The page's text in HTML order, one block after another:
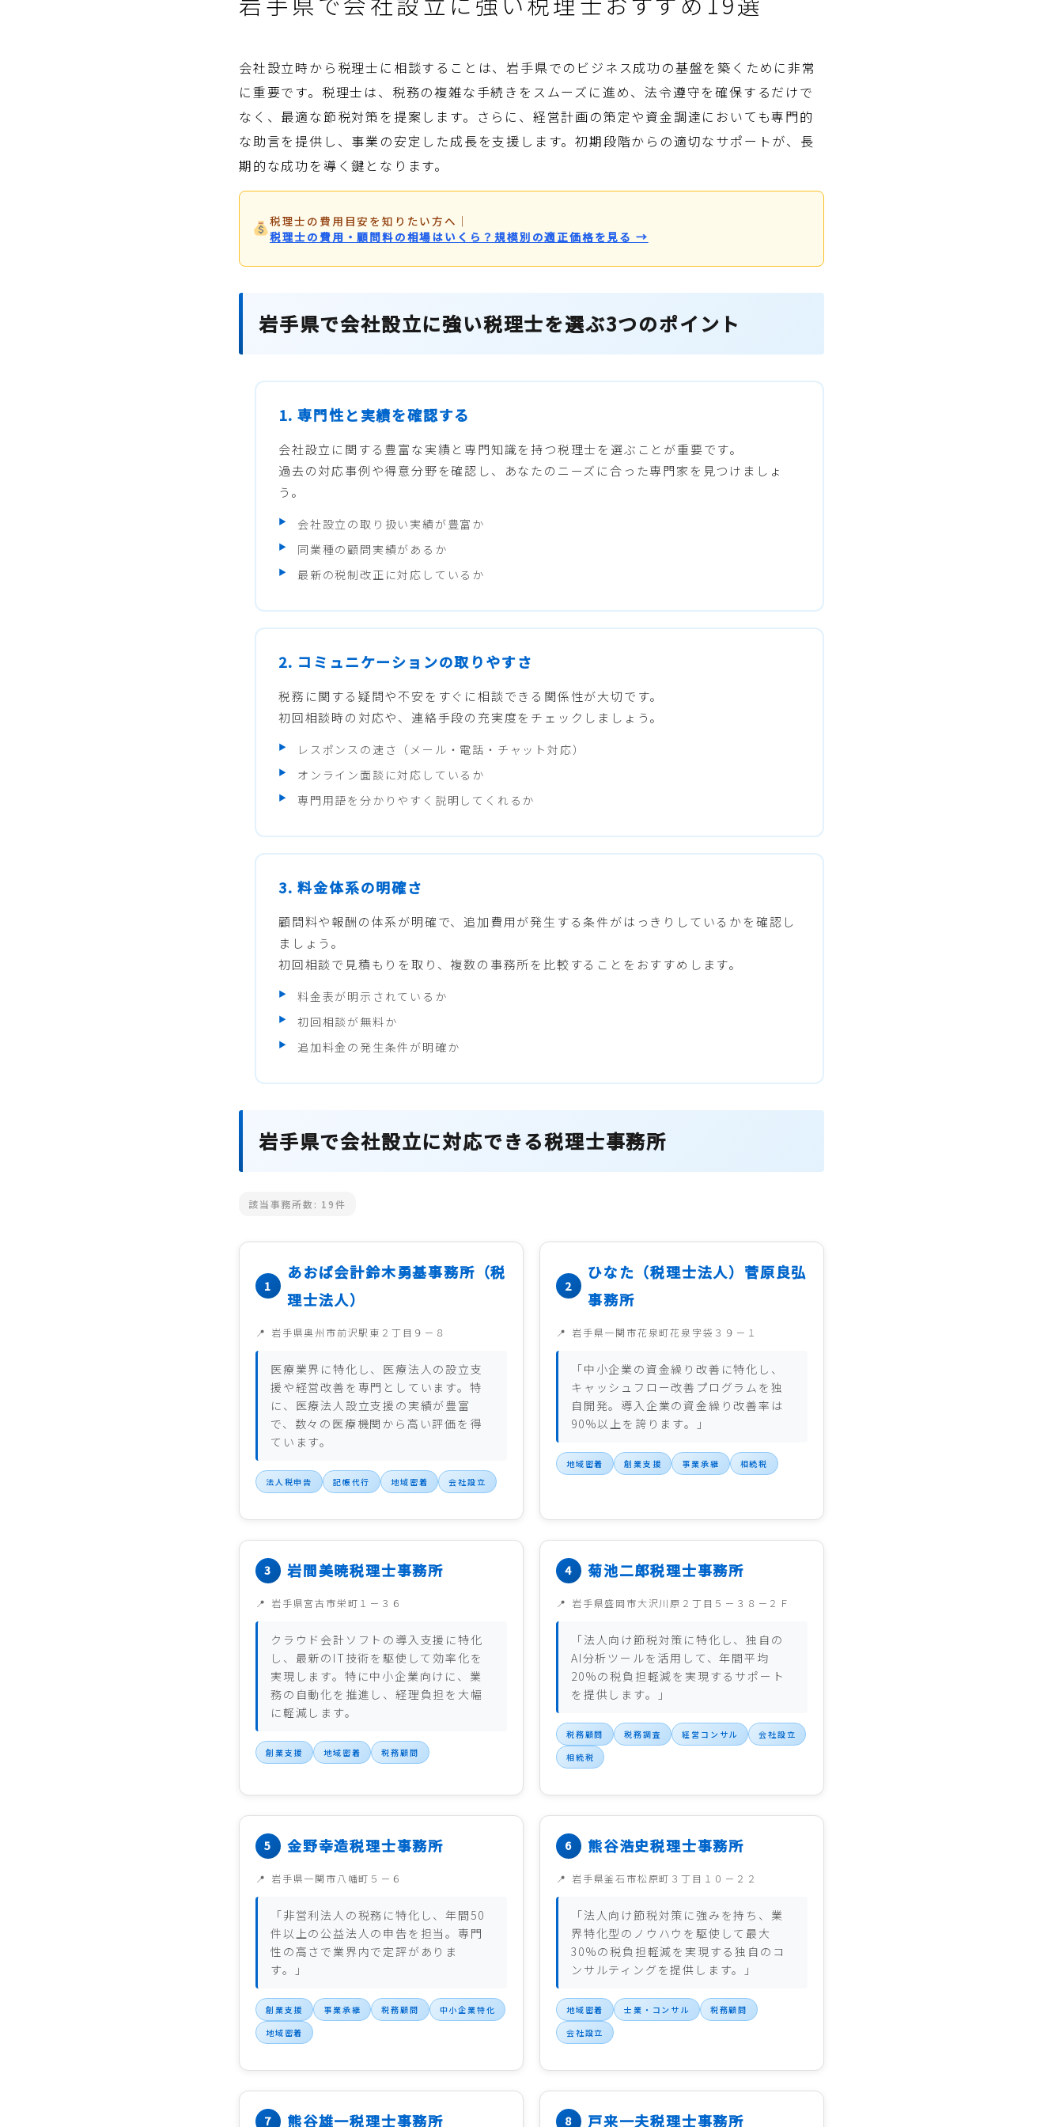
会社設立時から税理士に相談することは、岩手県でのビジネス成功の基盤を築くために非常
に重要です。税理士は、税務の複雑な手続きをスムーズに進め、法令遵守を確保するだけで
なく、最適な節税対策を提案します。さらに、経営計画の策定や資金調達においても専門的
な助言を提供し、事業の安定した成長を支援します。初期段階からの適切なサポートが、長
期的な成功を導く鍵となります。
税理士の費用目安を知りたい方へ ｜
税理士の費用・顧問料の相場はいくら？規模別の適正価格を見る →
岩手県で会社設立に強い税理士を選ぶ3つのポイント
1. 専門性と実績を確認する
会社設立に関する豊富な実績と専門知識を持つ税理士を選ぶことが重要です。
過去の対応事例や得意分野を確認し、あなたのニーズに合った専門家を見つけましょ
う。
会社設立の取り扱い実績が豊富か
同業種の顧問実績があるか
最新の税制改正に対応しているか
2. コミュニケーションの取りやすさ
税務に関する疑問や不安をすぐに相談できる関係性が大切です。
初回相談時の対応や、連絡手段の充実度をチェックしましょう。
レスポンスの速さ（メール・電話・チャット対応）
オンライン面談に対応しているか
専門用語を分かりやすく説明してくれるか
3. 料金体系の明確さ
顧問料や報酬の体系が明確で、追加費用が発生する条件がはっきりしているかを確認し
ましょう。
初回相談で見積もりを取り、複数の事務所を比較することをおすすめします。
料金表が明示されているか
初回相談が無料か
追加料金の発生条件が明確か
岩手県で会社設立に対応できる税理士事務所
該当事務所数: 19件
あおば会計鈴木勇基事務所（税
理士法人）
岩手県奥州市前沢駅東２丁目９－８
医療業界に特化し、医療法人の設立支
援や経営改善を専門としています。特
に、医療法人設立支援の実績が豊富
で、数々の医療機関から高い評価を得
ています。
法人税申告 記帳代行 地域密着 会社設立
ひなた（税理士法人）菅原良弘
事務所
岩手県一関市花泉町花泉字袋３９－１
「中小企業の資金繰り改善に特化し、
キャッシュフロー改善プログラムを独
自開発。導入企業の資金繰り改善率は
90%以上を誇ります。」
地域密着 創業支援 事業承継 相続税
岩間美暁税理士事務所
岩手県宮古市栄町１－３６
クラウド会計ソフトの導入支援に特化
し、最新のIT技術を駆使して効率化を
実現します。特に中小企業向けに、業
務の自動化を推進し、経理負担を大幅
に軽減します。
創業支援 地域密着 税務顧問
菊池二郎税理士事務所
岩手県盛岡市大沢川原２丁目５－３８－２Ｆ
「法人向け節税対策に特化し、独自の
AI分析ツールを活用して、年間平均
20%の税負担軽減を実現するサポート
を提供します。」
税務顧問 税務調査 経営コンサル
会社設立
相続税
金野幸造税理士事務所
岩手県一関市八幡町５－６
「非営利法人の税務に特化し、年間50
件以上の公益法人の申告を担当。専門
性の高さで業界内で定評がありま
す。」
創業支援 事業承継 税務顧問
中小企業特化
地域密着
熊谷浩史税理士事務所
岩手県釜石市松原町３丁目１０－２２
「法人向け節税対策に強みを持ち、業
界特化型のノウハウを駆使して最大
30%の税負担軽減を実現する独自のコ
ンサルティングを提供します。」
地域密着 士業・コンサル
税務顧問
会社設立
熊谷雄一税理士事務所 戸来一夫税理士事務所